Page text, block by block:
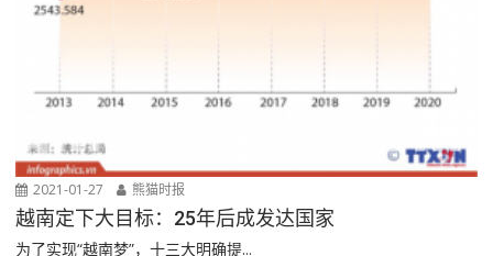
2021-01-27 熊猫时报
越南定下大目标：25年后成发达国家
为了实现“越南梦”，十三大明确提...